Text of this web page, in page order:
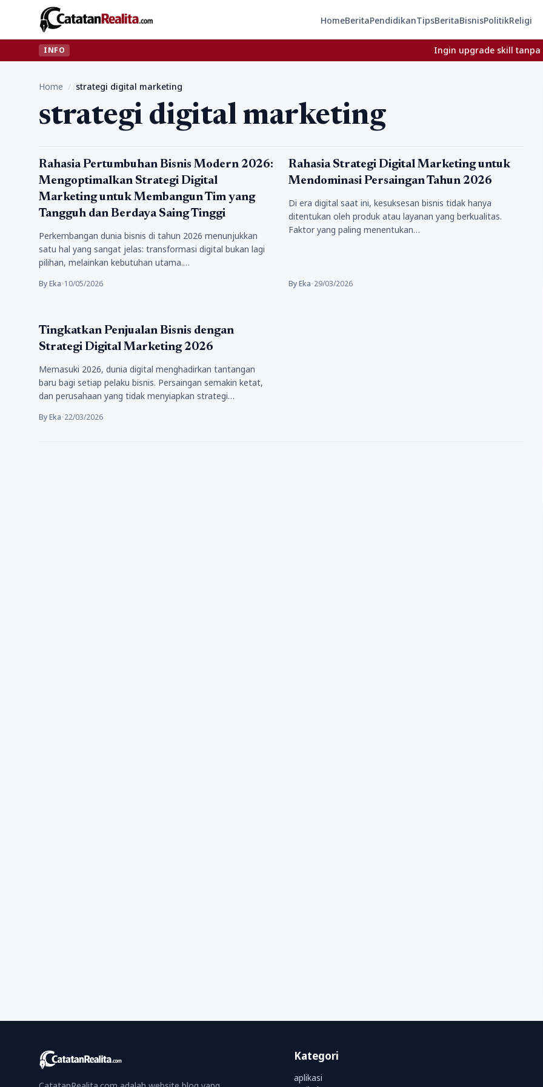
HomeBeritaPendidikanTipsBeritaBisnisPolitikReligi
INFO Ingin upgrade skill tanpa ribet?
Home / strategi digital marketing
strategi digital marketing
Bisnis
Rahasia Pertumbuhan Bisnis Modern 2026:
Mengoptimalkan Strategi Digital
Marketing untuk Membangun Tim yang
Tangguh dan Berdaya Saing Tinggi
Perkembangan dunia bisnis di tahun 2026 menunjukkan
satu hal yang sangat jelas: transformasi digital bukan lagi
pilihan, melainkan kebutuhan utama.…
By Eka•10/05/2026
Bisnis Digital
Rahasia Strategi Digital Marketing untuk
Mendominasi Persaingan Tahun 2026
Di era digital saat ini, kesuksesan bisnis tidak hanya
ditentukan oleh produk atau layanan yang berkualitas.
Faktor yang paling menentukan…
By Eka•29/03/2026
Bisnis
Tingkatkan Penjualan Bisnis dengan
Strategi Digital Marketing 2026
Memasuki 2026, dunia digital menghadirkan tantangan
baru bagi setiap pelaku bisnis. Persaingan semakin ketat,
dan perusahaan yang tidak menyiapkan strategi…
By Eka•22/03/2026
Kategori
aplikasi